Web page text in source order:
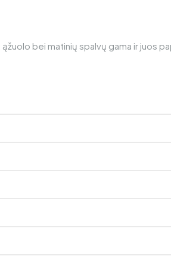
bei matinių spalvų gama ir juos